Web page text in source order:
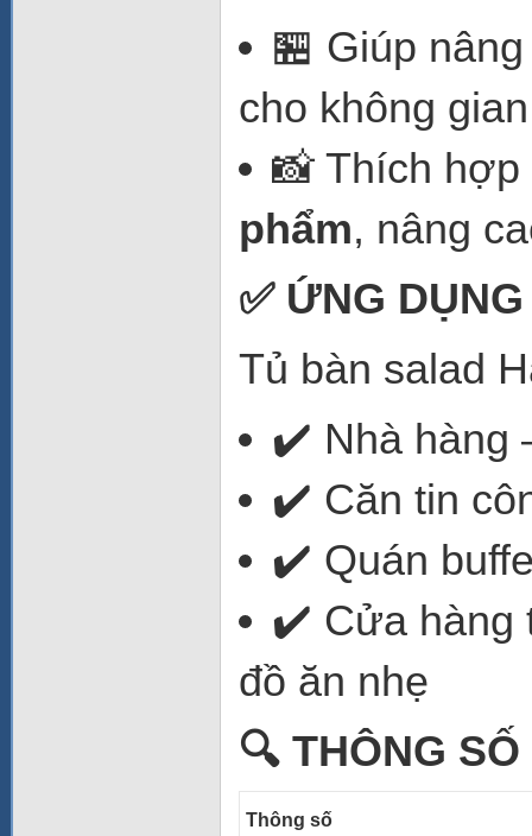
🏪 Giúp
cho không
📸 Thích
phẩm, nâng
✅ ỨNG
Tủ bàn salad
✔️ Nhà hàng
✔️ Căn tin
✔️ Quán
✔️ Cửa hàng
đồ ăn nhẹ
🔍 THÔNG
Thông số